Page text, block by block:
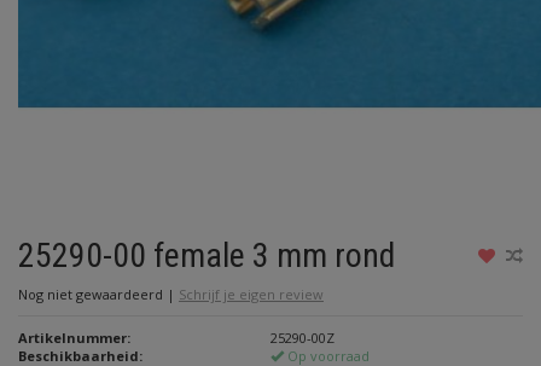
25290-00 female 3 mm rond
Nog niet gewaardeerd | Schrijf je eigen review
Artikelnummer:
25290-00Z
Beschikbaarheid:
Op voorraad